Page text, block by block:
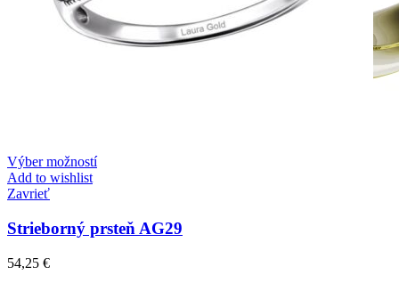
Výber možností
Add to wishlist
Zavrieť
Strieborný prsteň AG29
54,25 €